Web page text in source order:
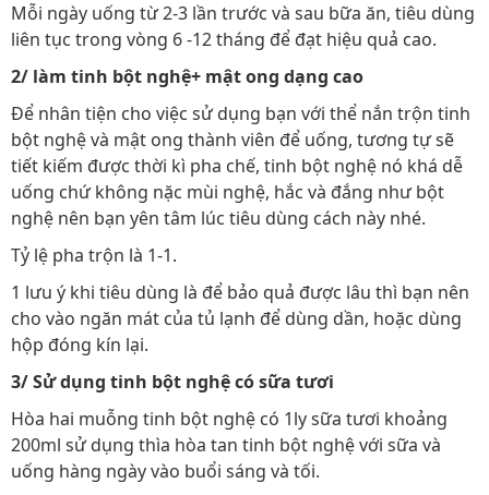
Mỗi ngày uống từ 2-3 lần trước và sau bữa ăn, tiêu dùng
liên tục trong vòng 6 -12 tháng để đạt hiệu quả cao.
2/ làm tinh bột nghệ+ mật ong dạng cao
Để nhân tiện cho việc sử dụng bạn với thể nắn trộn tinh
bột nghệ và mật ong thành viên để uống, tương tự sẽ
tiết kiếm được thời kì pha chế, tinh bột nghệ nó khá dễ
uống chứ không nặc mùi nghệ, hắc và đắng như bột
nghệ nên bạn yên tâm lúc tiêu dùng cách này nhé.
Tỷ lệ pha trộn là 1-1.
1 lưu ý khi tiêu dùng là để bảo quả được lâu thì bạn nên
cho vào ngăn mát của tủ lạnh để dùng dần, hoặc dùng
hộp đóng kín lại.
3/ Sử dụng tinh bột nghệ có sữa tươi
Hòa hai muỗng tinh bột nghệ có 1ly sữa tươi khoảng
200ml sử dụng thìa hòa tan tinh bột nghệ với sữa và
uống hàng ngày vào buổi sáng và tối.